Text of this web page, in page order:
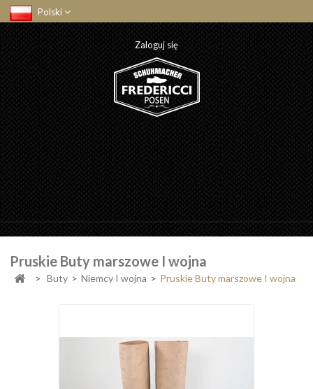
Polski
Zaloguj się
Pruskie Buty marszowe I wojna
> Buty > Niemcy I wojna > Pruskie Buty marszowe I wojna